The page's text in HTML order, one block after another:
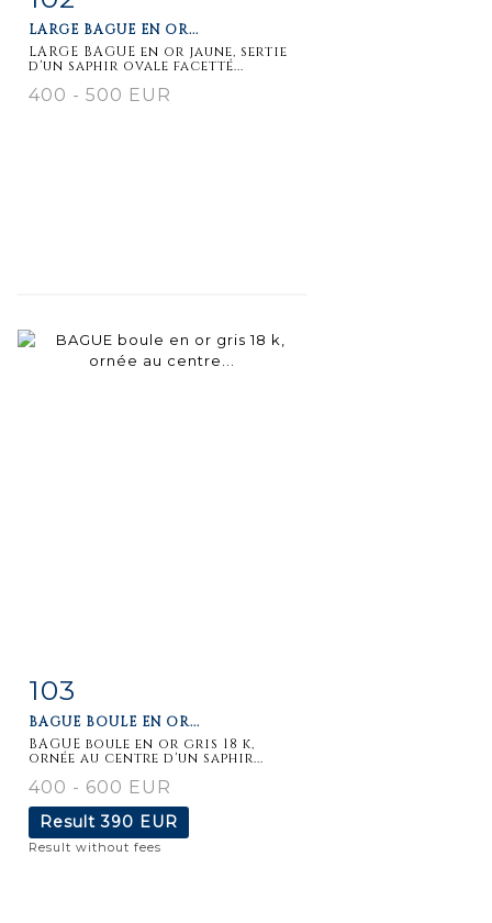
LARGE BAGUE EN OR...
LARGE BAGUE en or jaune, sertie
d'un saphir ovale facetté...
400 - 500 EUR
Item detail
103
BAGUE BOULE EN OR...
BAGUE boule en or gris 18 k,
ornée au centre d'un saphir...
400 - 600 EUR
Result390 EUR
Result without fees